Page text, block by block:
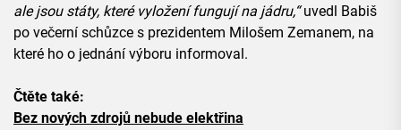
ale jsou státy, které vyložení fungují na jádru,“uvedl Babiš
po večerní schůzce s prezidentem Milošem Zemanem, na
které ho o jednání výboru informoval.
Čtěte také:
Bez nových zdrojů nebude elektřina